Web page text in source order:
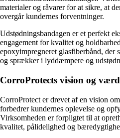
materialer og råvarer for at sikre, at
overgår kundernes forventninger.
Udstødningsbandagen er et perfekt
engagement for kvalitet og
epoxyimpregneret glasfiberbånd,
og sprækker i lyddæmpere og
CorroProtects vision og
CorroProtect er drevet af en vision
forbedrer kundernes oplevelse og
Virksomheden er forpligtet til at
kvalitet, pålidelighed og